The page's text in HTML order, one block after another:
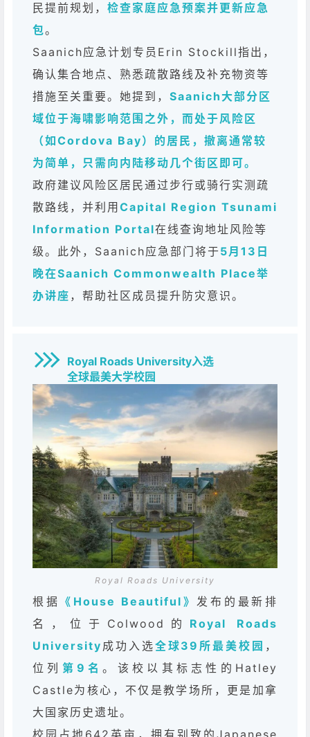
民提前规划， 检查家庭应急预案并更新应急
包。
Saanich应急计划专员Erin Stockill指出，
确认集合地点、熟悉疏散路线及补充物资等
措施至关重要。她提到， Saanich大部分区
域位于海啸影响范围之外，而处于风险区
（如Cordova Bay）的居民，撤离通常较
为简单，只需向内陆移动几个街区即可。
政府建议风险区居民通过步行或骑行实测疏
散路线，并利用 Capital Region Tsunami
Information Portal在线查询地址风险等
级。此外，Saanich应急部门将于5月13日
晚在Saanich Commonwealth Place举
办讲座 ，帮助社区成员提升防灾意识。
Royal Roads University入选
全球最美大学校园
Royal Roads University
根据 《House Beautiful》 发布的最新排
名，位于Colwood的 Royal Roads
University 成功入选全球39所最美校园 ，
位列 第9名。该校以其标志性的Hatley
Castle为核心，不仅是教学场所，更是加拿
大国家历史遗址。
校园占地642英亩，拥有别致的Japanese